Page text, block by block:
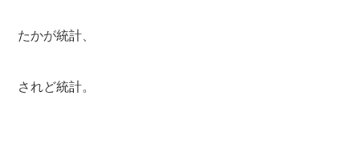
たかが統計、
されど統計。